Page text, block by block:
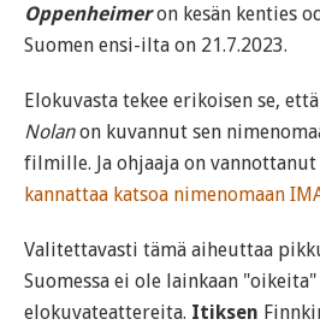
Oppenheimeron kesän kenties
Suomen ensi-ilta on 21.7.2023.
Elokuvasta tekee erikoisen se,
Nolanon kuvannut sen
filmille. Ja ohjaaja on
kannattaa katsoa nimenomaan
Valitettavasti tämä aiheuttaa
Suomessa ei ole lainkaan "oikeita"
elokuvateattereita. Itiksen